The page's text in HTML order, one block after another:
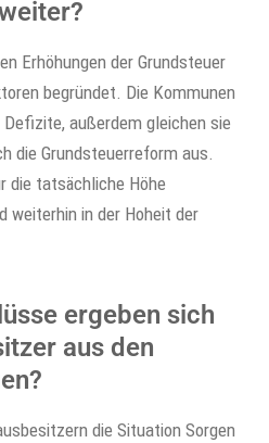
Erhöhungen der Grundsteuer
begründet. Die Kommunen
außerdem gleichen sie
die Grundsteuerreform aus.
die tatsächliche Höhe
weiterhin in der Hoheit der
ergeben sich
aus den
die Situation Sorgen